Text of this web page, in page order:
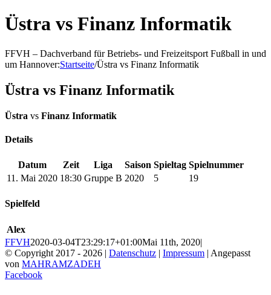
Üstra vs Finanz Informatik
FFVH – Dachverband für Betriebs- und Freizeitsport Fußball in und
um Hannover:Startseite/Üstra vs Finanz Informatik
Üstra vs Finanz Informatik
Üstra vs Finanz Informatik
Details
Datum Zeit Liga Saison Spieltag Spielnummer
11. Mai 2020 18:30 Gruppe B 2020 5 19
Spielfeld
Alex
FFVH2020-03-04T23:29:17+01:00Mai 11th, 2020|
© Copyright 2017 - 2026 | Datenschutz | Impressum | Angepasst
von MAHRAMZADEH
Facebook